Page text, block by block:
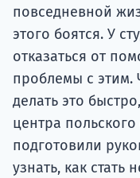
повседневной
этого боятся. У
отказаться от
проблемы с этим.
делать это
центра польского
подготовили
узнать, как стать